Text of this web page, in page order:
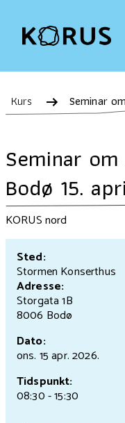
Kurs Seminar om Arbeidsliv og rus.
Seminar
Bodø 15.
KORUS nord
Sted:
Stormen Konserthus
Adresse:
Storgata 1B
8006 Bodø
Dato:
ons. 15 apr.2026.
Tidspunkt:
08:30 - 15:30